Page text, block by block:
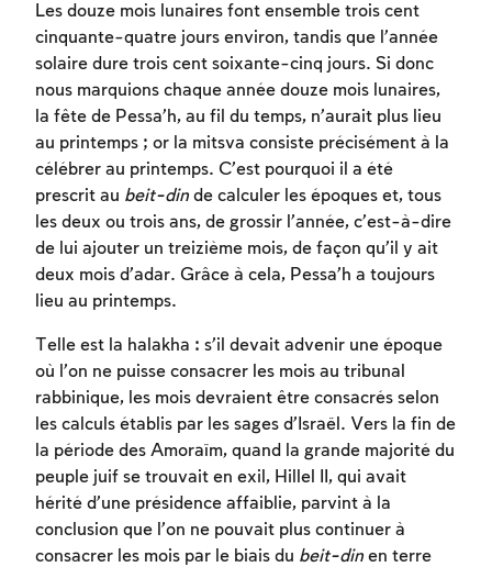
Les douze mois lunaires font ensemble trois cent
cinquante-quatre jours environ, tandis que l’année
solaire dure trois cent soixante-cinq jours. Si donc
nous marquions chaque année douze mois lunaires,
la fête de Pessa’h, au fil du temps, n’aurait plus lieu
au printemps ; or la mitsva consiste précisément à la
célébrer au printemps. C’est pourquoi il a été
prescrit au beit-din de calculer les époques et, tous
les deux ou trois ans, de grossir l’année, c’est-à-dire
de lui ajouter un treizième mois, de façon qu’il y ait
deux mois d’adar. Grâce à cela, Pessa’h a toujours
lieu au printemps.
Telle est la halakha : s’il devait advenir une époque
où l’on ne puisse consacrer les mois au tribunal
rabbinique, les mois devraient être consacrés selon
les calculs établis par les sages d’Israël. Vers la fin de
la période des Amoraïm, quand la grande majorité du
peuple juif se trouvait en exil, Hillel II, qui avait
hérité d’une présidence affaiblie, parvint à la
conclusion que l’on ne pouvait plus continuer à
consacrer les mois par le biais du beit-din en terre